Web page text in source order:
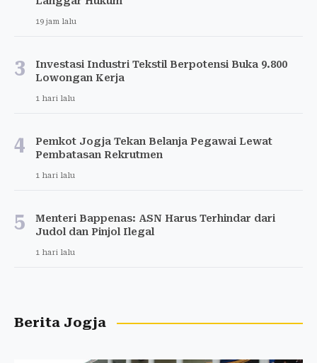
19 jam lalu
3
Investasi Industri Tekstil Berpotensi Buka 9.800
Lowongan Kerja
1 hari lalu
4
Pemkot Jogja Tekan Belanja Pegawai Lewat
Pembatasan Rekrutmen
1 hari lalu
5
Menteri Bappenas: ASN Harus Terhindar dari
Judol dan Pinjol Ilegal
1 hari lalu
Berita Jogja